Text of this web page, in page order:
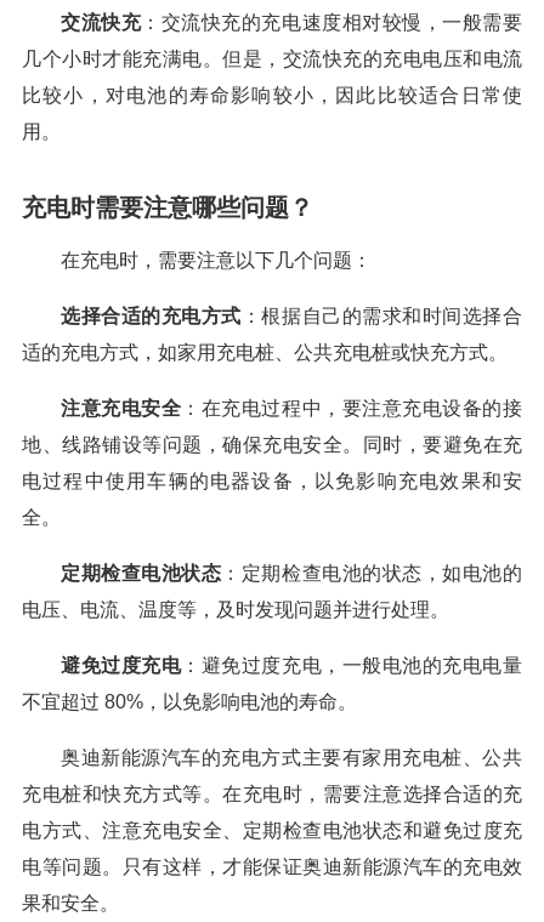
交流快充：交流快充的充电速度相对较慢，一般需要
几个小时才能充满电。但是，交流快充的充电电压和电流
比较小，对电池的寿命影响较小，因此比较适合日常使
用。
充电时需要注意哪些问题？
在充电时，需要注意以下几个问题：
选择合适的充电方式 ：根据自己的需求和时间选择合
适的充电方式，如家用充电桩、公共充电桩或快充方式。
注意充电安全 ：在充电过程中，要注意充电设备的接
地、线路铺设等问题，确保充电安全。同时，要避免在充
电过程中使用车辆的电器设备，以免影响充电效果和安
全。
定期检查电池状态 ：定期检查电池的状态，如电池的
电压、电流、温度等，及时发现问题并进行处理。
避免过度充电：避免过度充电，一般电池的充电电量
不宜超过 80%，以免影响电池的寿命。
奥迪新能源汽车的充电方式主要有家用充电桩、公共
充电桩和快充方式等。在充电时，需要注意选择合适的充
电方式、注意充电安全、定期检查电池状态和避免过度充
电等问题。只有这样，才能保证奥迪新能源汽车的充电效
果和安全。